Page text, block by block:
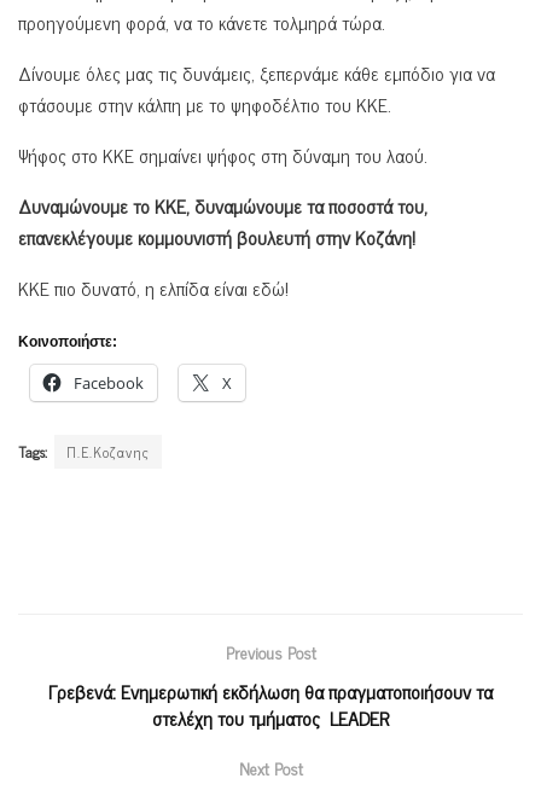
προηγούμενη φορά, να το κάνετε τολμηρά τώρα.
Δίνουμε όλες μας τις δυνάμεις, ξεπερνάμε κάθε εμπόδιο για να
φτάσουμε στην κάλπη με το ψηφοδέλτιο του ΚΚΕ.
Ψήφος στο ΚΚΕ σημαίνει ψήφος στη δύναμη του λαού.
Δυναμώνουμε το ΚΚΕ, δυναμώνουμε τα ποσοστά του,
επανεκλέγουμε κομμουνιστή βουλευτή στην Κοζάνη!
ΚΚΕ πιο δυνατό, η ελπίδα είναι εδώ!
Κοινοποιήστε:
Facebook X
Tags: Π.Ε.Κοζανης
Previous Post
Γρεβενά: Ενημερωτική εκδήλωση θα πραγματοποιήσουν τα
στελέχη του τμήματος LΕADER
Next Post